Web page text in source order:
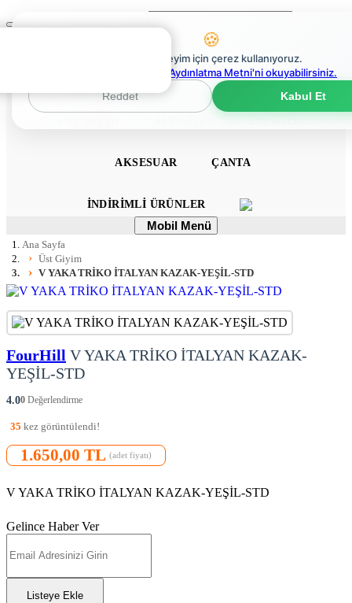
Mobil
0
0
TULUM TAKIM
AKSESUAR ÇANTA
İNDIRIMLI ÜRÜNLER
Mobil
Menü
Mobil Menü
Ana Sayfa
Üst Giyim
V YAKA TRİKO İTALYAN KAZAK-YEŞİL-STD
FourHill V YAKA TRİKO İTALYAN KAZAK-
YEŞİL-STD
4.00 Değerlendirme
35 kez görüntülendi!
1.650,00 TL (adet fiyatı)
V YAKA TRİKO İTALYAN KAZAK-YEŞİL-STD
Gelince Haber Ver
Listeye Ekle
🍪
En iyi deneyim için çerez kullanıyoruz.
Çerez Politikaları Aydınlatma Metni'ni okuyabilirsiniz.
Reddet
Kabul Et